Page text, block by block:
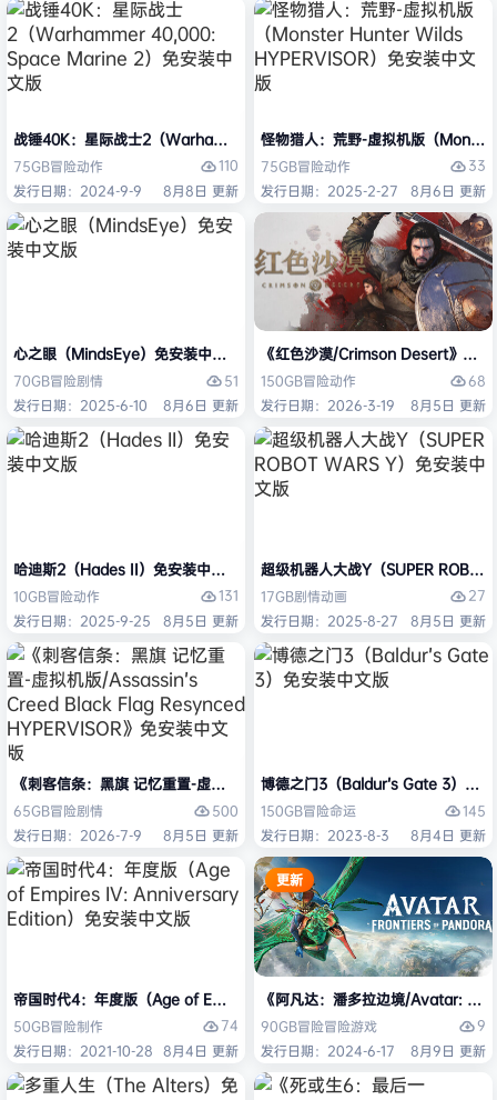
战锤40K：星际战士2（Warhammer 40,000: Space Marine 2）免安装
75GB冒险动作
110
发行日期：2024-9-9
8月8日 更新
怪物猎人：荒野-虚拟机版（
75GB冒险动作
33
发行日期：2025-2-27
8月6日 更新
心之眼（MindsEye）免安装中文版
70GB冒险剧情
51
发行日期：2025-6-10
8月6日 更新
《红色沙漠/Crimson Desert》免安
150GB冒险动作
68
发行日期：2026-3-19
8月5日 更新
哈迪斯2（Hades II）免安装中文版
10GB冒险动作
131
发行日期：2025-9-25
8月5日 更新
超级机器人大战Y（SUPER
17GB剧情动画
27
发行日期：2025-8-27
8月5日 更新
《刺客信条：黑旗 记忆重置-虚拟机版/Assassin’s Creed Black Flag
65GB冒险剧情
500
发行日期：2026-7-9
8月5日 更新
博德之门3（Baldur’s Gate 3）免安
150GB冒险命运
145
发行日期：2023-8-3
8月4日 更新
帝国时代4：年度版（Age of Empires IV: Anniversary Edition）免安装
50GB冒险制作
74
发行日期：2021-10-28 8月4日 更新
更新
《阿凡达：潘多拉边境/Avatar:
90GB冒险冒险游戏
9
发行日期：2024-6-17
8月9日 更新